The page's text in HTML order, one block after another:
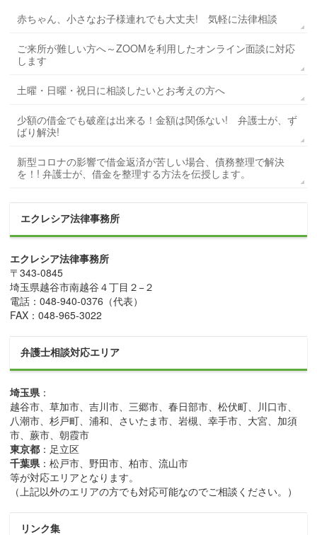
赤ちゃん、小さなお子様連れでも大丈夫! 気軽に法律相談
ご来所が難しい方へ～ZOOMを利用したオンライン面談に対応
します
土曜・日曜・祝日に相談したいとお考えの方へ
少額の借金でも破産は出来る！金額は関係ない! 弁護士が、ず
ばり解決!
新型コロナの影響で借金返済が苦しい場合、債務整理で解決
を！! 弁護士が、借金を整理する方法を伝授します。
エクレシア法律事務所
エクレシア法律事務所
〒343-0845
埼玉県越谷市南越谷４丁目２−２
電話：048-940-0376 （代表）
FAX：048-965-3022
弁護士相談対応エリア
埼玉県 ：
越谷市、草加市、吉川市、三郷市、春日部市、松伏町、川口市、
八潮市、杉戸町、浦和、さいたま市、岩槻、幸手市、大宮、加須
市、蕨市、朝霞市
東京都 ：足立区
千葉県 ：松戸市、野田市、柏市、流山市
等が対応エリアとなります。
（上記以外のエリアの方でも対応可能なのでご相談ください。）
リンク集